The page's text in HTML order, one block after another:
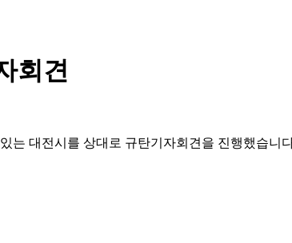
회견
대전시를 상대로 규탄기자회견을 진행했습니